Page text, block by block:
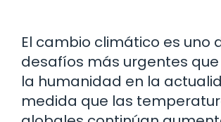
El cambio climático es uno
desafíos más urgentes
la humanidad en la
medida que las